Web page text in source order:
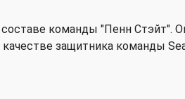
команды "Пенн Стэйт".
защитника команды